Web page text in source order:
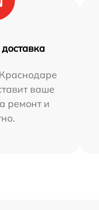
ваше
ремонт и